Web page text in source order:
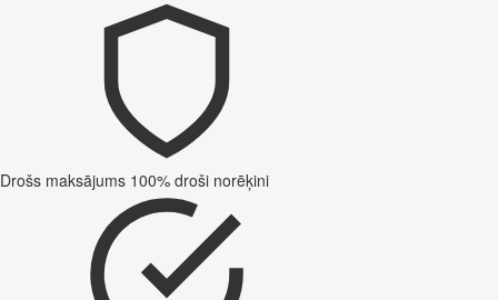
Drošs maksājums 100% droši norēķini